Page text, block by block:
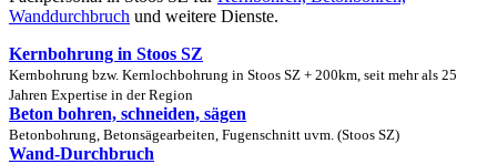
Wanddurchbruch und weitere Dienste.
Kernbohrung in Stoos SZ
Kernbohrung bzw. Kernlochbohrung in Stoos SZ + 200km, seit mehr als 25
Jahren Expertise in der Region
Beton bohren, schneiden, sägen
Betonbohrung, Betonsägearbeiten, Fugenschnitt uvm. (Stoos SZ)
Wand-Durchbruch